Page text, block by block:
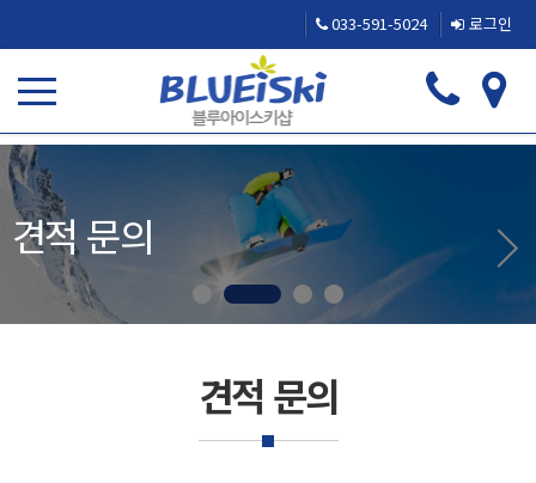
033-591-5024 로그인
견적 문의
견적 문의